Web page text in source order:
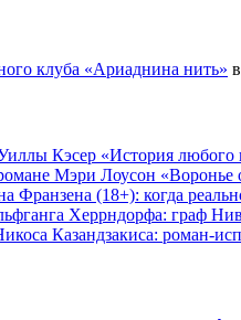
клуба «Ариаднина нить»
Кэсер «История любого
Мэри Лоусон «Воронье
(18+): когда
Херрндорфа: граф
Казандзакиса: роман-